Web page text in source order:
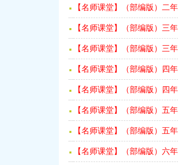
【名师课堂】（部编版）二
【名师课堂】（部编版）三
【名师课堂】（部编版）三
【名师课堂】（部编版）四
【名师课堂】（部编版）四
【名师课堂】（部编版）五
【名师课堂】（部编版）五
【名师课堂】（部编版）六